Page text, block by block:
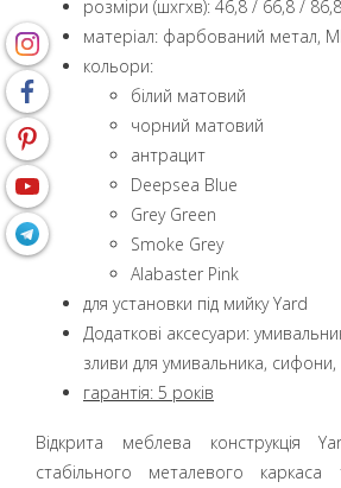
розміри (шxгxв): 46,8 / 66,8 /
матеріал: фарбований метал,
кольори:
білий матовий
чорний матовий
aнтрацит
Deepsea Blue
Grey Green
Smoke Grey
Alabaster Pink
для установки під мийку Yard
Додаткові аксесуари:
зливи для умивальника, сифони,
гарантія: 5 років
Відкрита меблева конструкція
стабільного металевого